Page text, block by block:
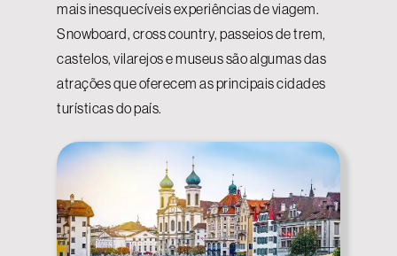
mais inesquecíveis experiências de viagem.
Snowboard, cross country, passeios de trem,
castelos, vilarejos e museus são algumas das
atrações que oferecem as principais cidades
turísticas do país.